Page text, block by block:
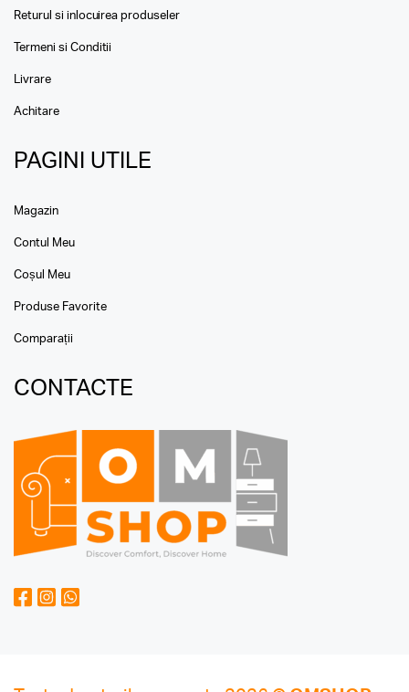
Returul si inlocuirea produseler
Termeni si Conditii
Livrare
Achitare
PAGINI UTILE
Magazin
Contul Meu
Coșul Meu
Produse Favorite
Comparații
CONTACTE